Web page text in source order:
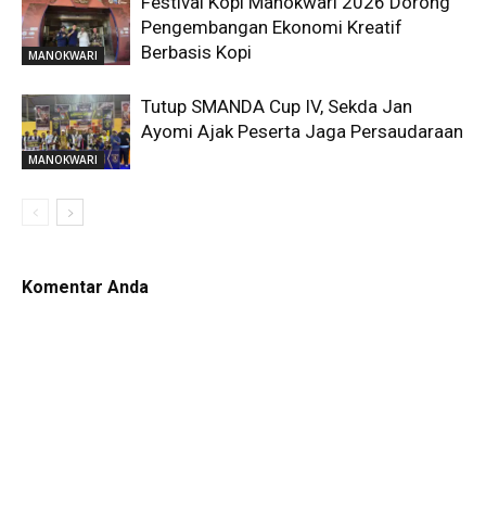
MANOKWARI
Pengembangan Ekonomi Kreatif
Berbasis Kopi
MANOKWARI
Tutup SMANDA Cup IV, Sekda Jan
Ayomi Ajak Peserta Jaga Persaudaraan
Komentar Anda